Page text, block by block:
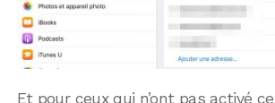
Et pour ceux qui n’ont pas activé